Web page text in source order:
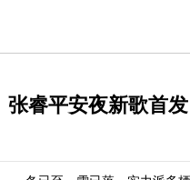
张睿平安夜新歌首